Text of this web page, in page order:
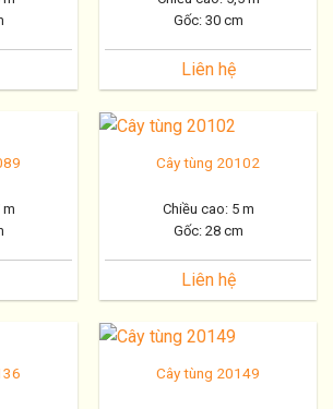
Gốc: 30 cm
Liên hệ
m
Cây tùng 20102
Chiều cao: 5 m
Gốc: 28 cm
Liên hệ
Cây tùng 20149